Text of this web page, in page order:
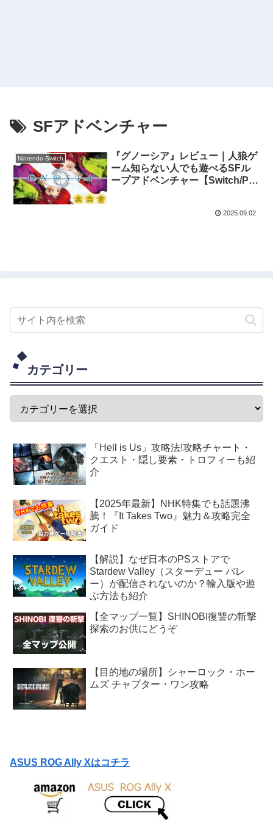
SFアドベンチャー
Nintendo Switch
『グノーシア』レビュー｜人狼ゲ
ーム知らない人でも遊べるSFル
ープアドベンチャー【Switch/PC
2025.09.02
カテゴリー
「Hell is Us」攻略法!攻略チャート・
クエスト・隠し要素・トロフィーも紹
介
【2025年最新】NHK特集でも話題沸
騰！『It Takes Two』魅力＆攻略完全
ガイド
【解説】なぜ日本のPSストアで
Stardew Valley（スターデュー バレ
ー）が配信されないのか？輸入版や遊
ぶ方法も紹介
【全マップ一覧】SHINOBI復讐の斬撃
探索のお供にどうぞ
【目的地の場所】シャーロック・ホー
ムズ チャプター・ワン攻略
ASUS ROG Ally Xはコチラ